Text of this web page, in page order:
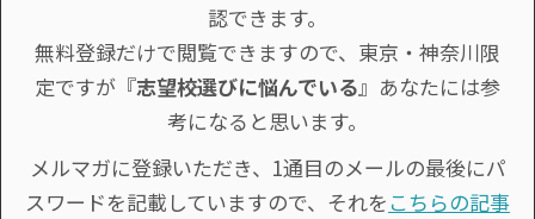
認できます。
無料登録だけで閲覧できますので、東京・神奈川限
定ですが『志望校選びに悩んでいる』あなたには参
考になると思います。
メルマガに登録いただき、1通目のメールの最後にパ
スワードを記載していますので、それを こちらの記事